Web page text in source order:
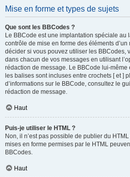
Mise en forme et types de sujets
Que sont les BBCodes ?
Le BBCode est une implantation spéciale au
contrôle de mise en forme des éléments d’un
décider si vous pouvez utiliser les BBCodes,
dans chacun de vos messages en utilisant
rédaction de message. Le BBCode lui-
les balises sont incluses entre crochets [ et ]
d’informations sur le BBCode, consultez le
rédaction de message.
Haut
Puis-je utiliser le HTML ?
Non, il n’est pas possible de publier du
mises en forme permises par le HTML
BBCodes.
Haut